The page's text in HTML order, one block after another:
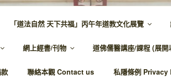
網頁
代天宣化，百業昌興
「道法自然 天下共福」丙午年道教文化展覽
網上經書/刊物 道佛儒醫講座/課程 (展開
聯絡本觀 Contact us 私隱條例 Privacy